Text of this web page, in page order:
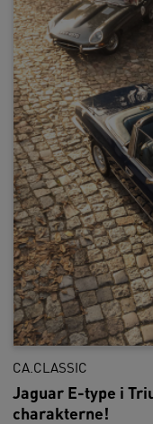
CA.CLASSIC
Jaguar E-type i
charakterne!